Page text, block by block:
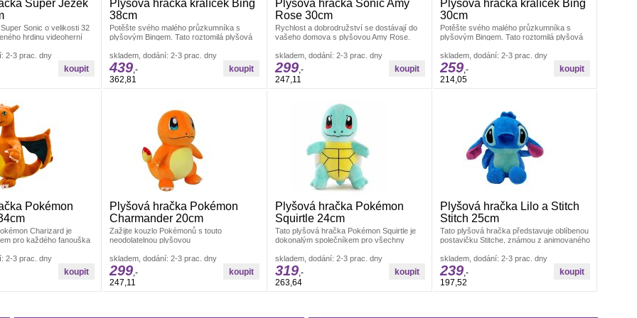
Super Ježek
Sonic o velikosti 32
hrdinu videoherní
2-3 prac. dny
Plyšová hračka králíček Bing
38cm
Potěšte svého malého průzkumníka s
plyšovým Bingem. Tato roztomilá plyšová
skladem, dodání: 2-3 prac. dny
439,-
362,81
Plyšová hračka Sonic Amy
Rose 30cm
Rychlost a dobrodružství se dostávají do
vašeho domova s plyšovou Amy Rose.
skladem, dodání: 2-3 prac. dny
299,-
247,11
Plyšová hračka králíček Bing
30cm
Potěšte svého malého průzkumníka s
plyšovým Bingem. Tato roztomilá plyšová
skladem, dodání: 2-3 prac. dny
259,-
214,05
Pokémon
Charizard je
pro každého fanouška
2-3 prac. dny
Plyšová hračka Pokémon
Charmander 20cm
Zažijte kouzlo Pokémonů s touto
neodolatelnou plyšovou
cm nabízí tato živá
skladem, dodání: 2-3 prac. dny
299,-
247,11
Plyšová hračka Pokémon
Squirtle 24cm
Tato plyšová hračka Pokémon Squirtle je
dokonalým společníkem pro všechny
skladem, dodání: 2-3 prac. dny
319,-
263,64
Plyšová hračka Lilo a Stitch
Stitch 25cm
Tato plyšová hračka představuje oblíbenou
postavičku Stitche, známou z animovaného
skladem, dodání: 2-3 prac. dny
239,-
197,52